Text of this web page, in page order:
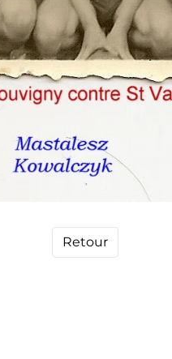
Retour